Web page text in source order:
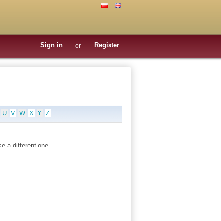
Sign in or Register
U V W X Y Z
a different one.